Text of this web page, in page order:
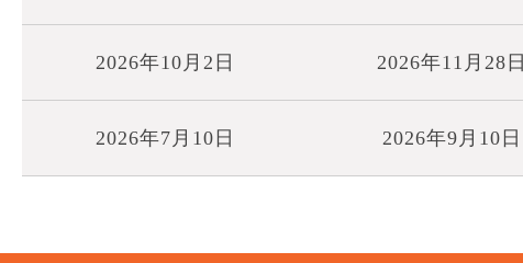
2026年10月2日 2026年11月28日
2026年7月10日 2026年9月10日